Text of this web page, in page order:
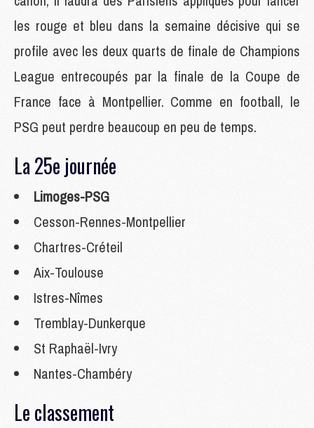
les rouge et bleu dans la semaine décisive qui se
profile avec les deux quarts de finale de Champions
League entrecoupés par la finale de la Coupe de
France face à Montpellier. Comme en football, le
PSG peut perdre beaucoup en peu de temps.
La 25e journée
Limoges-PSG
Cesson-Rennes-Montpellier
Chartres-Créteil
Aix-Toulouse
Istres-Nîmes
Tremblay-Dunkerque
St Raphaël-Ivry
Nantes-Chambéry
Le classement